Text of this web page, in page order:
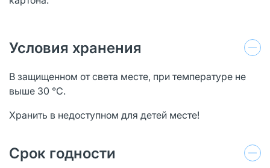
Условия хранения
В защищенном от света месте, при температуре не
выше 30 °С.
Хранить в недоступном для детей месте!
Срок годности